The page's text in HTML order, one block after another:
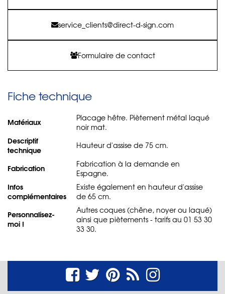
service_clients@direct-d-sign.com
Formulaire de contact
Fiche technique
Matériaux
Placage hêtre. Piètement métal laqué
noir mat.
Descriptif
technique
Hauteur d'assise de 75 cm.
Fabrication
Fabrication à la demande en
Espagne.
Infos
complémentaires
Existe également en hauteur d'assise
de 65 cm.
Personnalisez-
moi !
Autres coques (chêne, noyer ou laqué)
ainsi que piètements - tarifs au 01 53 30
33 30.